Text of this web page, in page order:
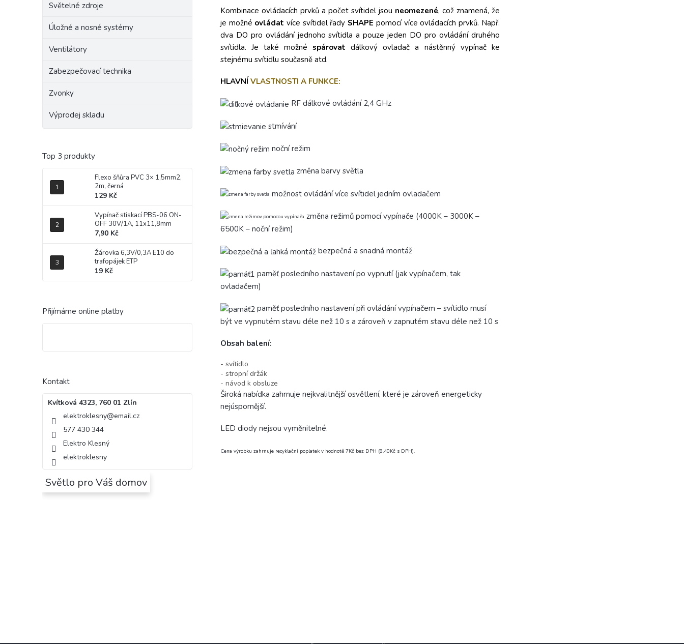
Světelné zdroje
Úložné a nosné systémy
Ventilátory
Zabezpečovací technika
Zvonky
Výprodej skladu
Top 3 produkty
Flexo šňůra PVC 3× 1,5mm2,
2m, černá
129 Kč
Vypínač stiskací PBS-06 ON-
OFF 30V/1A, 11x11,8mm
7,90 Kč
Žárovka 6,3V/0,3A E10 do
trafopájek ETP
19 Kč
Přijímáme online platby
Kontakt
Kvítková 4323, 760 01 Zlín
elektroklesny@email.cz
577 430 344
Elektro Klesný
elektroklesny
Světlo pro Váš domov
Kombinace ovládacích prvků a počet svítidel jsou neomezené, což znamená, že
je možné ovládat více svítidel řadySHAPE pomocí více ovládacích prvků. Např.
dva DO pro ovládání jednoho svítidla a pouze jeden DO pro ovládání druhého
svítidla. Je také možnéspárovat dálkový ovladač a nástěnný vypínač ke
stejnému svítidlu současně atd.
HLAVNÍ VLASTNOSTI A FUNKCE:
RF dálkové ovládání 2,4 GHz
stmívání
noční režim
změna barvy světla
možnost ovládání více svítidel jedním ovladačem
změna režimů pomocí vypínače (4000K – 3000K –
6500K – noční režim)
bezpečná a snadná montáž
paměť posledního nastavení po vypnutí (jak vypínačem, tak
ovladačem)
paměť posledního nastavení při ovládání vypínačem – svítidlo musí
být ve vypnutém stavu déle než 10 s a zároveň v zapnutém stavu déle než 10 s
Obsah balení:
- svítidlo
- stropní držák
- návod k obsluze
Široká nabídka zahrnuje nejkvalitnější osvětlení, které je zároveň energeticky
nejúspornější.
LED diody nejsou vyměnitelné.
Cena výrobku zahrnuje recyklační poplatek v hodnotě 7Kč bez DPH (8,40Kč s DPH).